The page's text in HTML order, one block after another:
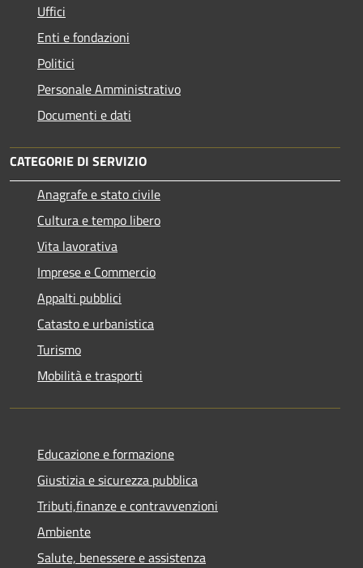
Uffici
Enti e fondazioni
Politici
Personale Amministrativo
Documenti e dati
CATEGORIE DI SERVIZIO
Anagrafe e stato civile
Cultura e tempo libero
Vita lavorativa
Imprese e Commercio
Appalti pubblici
Catasto e urbanistica
Turismo
Mobilità e trasporti
Educazione e formazione
Giustizia e sicurezza pubblica
Tributi,finanze e contravvenzioni
Ambiente
Salute, benessere e assistenza